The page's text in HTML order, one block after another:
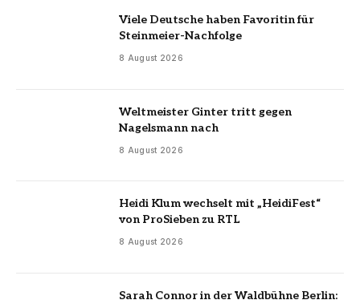
Viele Deutsche haben Favoritin für
Steinmeier-Nachfolge
8 August 2026
Weltmeister Ginter tritt gegen
Nagelsmann nach
8 August 2026
Heidi Klum wechselt mit „HeidiFest“
von ProSieben zu RTL
8 August 2026
Sarah Connor in der Waldbühne Berlin: